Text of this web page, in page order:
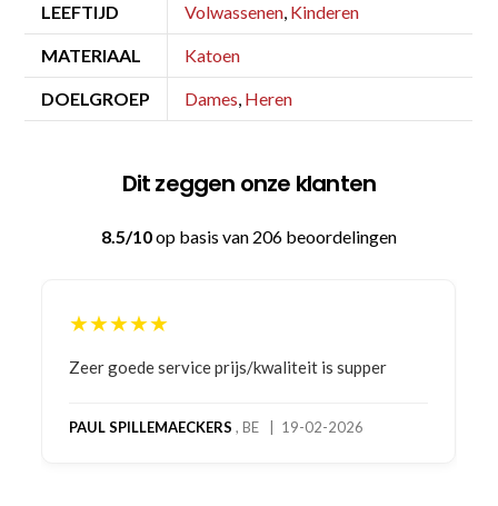
LEEFTIJD Volwassenen, Kinderen
MATERIAAL Katoen
DOELGROEP Dames, Heren
Dit zeggen onze klanten
8.5/10op basis van 206 beoordelingen
prijs/kwaliteit is supper
, BE | 19-02-2026
Bestelling gedaan
bestelling al ontvangen